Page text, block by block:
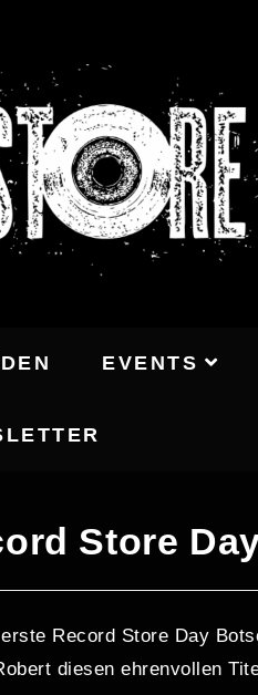
EVENTS
Store
Record Store Day
diesen ehrenvollen